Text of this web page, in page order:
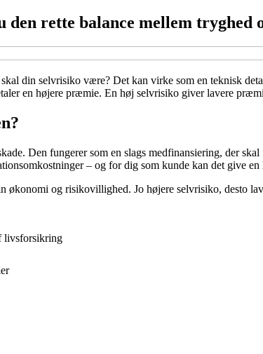
rette balance mellem tryghed
din selvrisiko være? Det kan virke som en teknisk
en højere præmie. En høj selvrisiko giver lavere
Den fungerer som en slags medfinansiering, der
– og for dig som kunde kan det give
og risikovillighed. Jo højere selvrisiko, desto
livsforsikring